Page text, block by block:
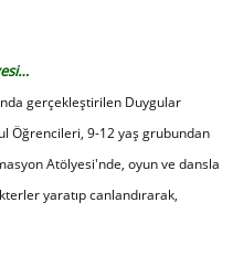
gerçekleştirilen Duygular
Öğrencileri, 9-12 yaş grubundan
Atölyesi'nde, oyun ve dansla
yaratıp canlandırarak,